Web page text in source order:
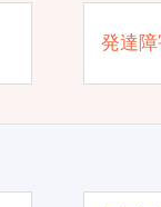
発達